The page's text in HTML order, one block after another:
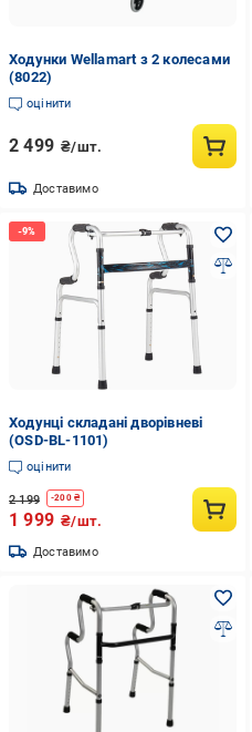
Ходунки Wellamart з 2 колесами
(8022)
оцінити
2 499 ₴/шт.
Доставимо
Ходунці складані дворівневі
(OSD-BL-1101)
оцінити
2 199 -200₴
1 999 ₴/шт.
Доставимо